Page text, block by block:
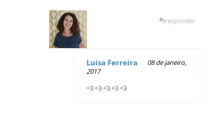
Luísa Ferreira
08 de janeiro,
2017
<3 <3 <3 <3 <3
responder